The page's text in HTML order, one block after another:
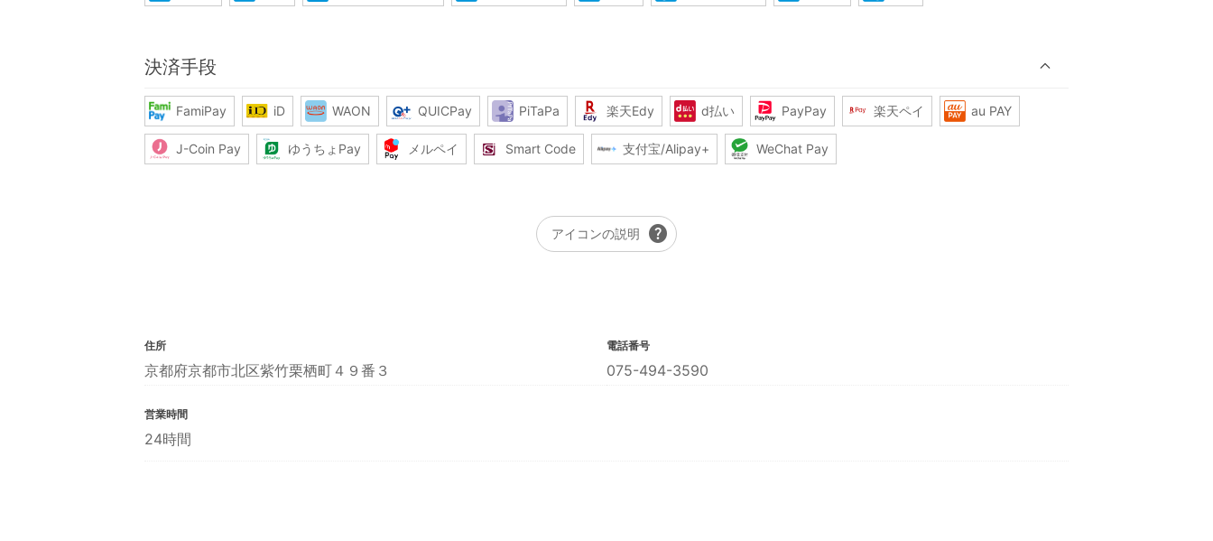
決済手段
FamiPay iD WAON QUICPay PiTaPa 楽天Edy d払い PayPay 楽天ペイ au PAY
J-Coin Pay ゆうちょPay メルペイ Smart Code 支付宝/Alipay+ WeChat Pay
アイコンの説明 help
住所
京都府京都市北区紫竹栗栖町４９番３
電話番号
075-494-3590
営業時間
24時間